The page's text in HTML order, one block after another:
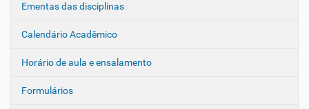
Ementas das disciplinas
Calendário Acadêmico
Horário de aula e ensalamento
Formulários